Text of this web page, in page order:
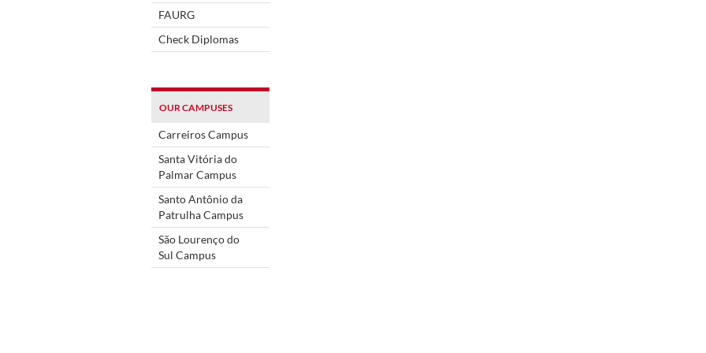
FAURG
Check Diplomas
OUR CAMPUSES
Carreiros Campus
Santa Vitória do
Palmar Campus
Santo Antônio da
Patrulha Campus
São Lourenço do
Sul Campus